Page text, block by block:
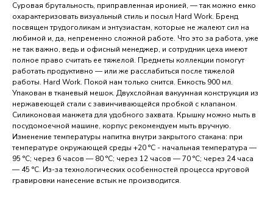
Суровая брутальность, приправленная иронией, — так можно емко
охарактеризовать визуальный стиль и посыл Hard Work. Бренд
посвящен трудоголикам и энтузиастам, которые не жалеют сил на
любимой и, да, непременно сложной работе. Что это за работа, уже
не так важно, ведь и офисный менеджер, и сотрудник цеха имеют
полное право считать ее тяжелой. Предметы коллекции помогут
работать продуктивно — или же расслабиться после тяжелой
работы. Hard Work. Покой нам только снится. Емкость 900 мл.
Упакован в тканевый мешок. Двухслойная вакуумная конструкция из
нержавеющей стали с завинчивающейся пробкой с клапаном.
Силиконовая манжета для удобного захвата. Крышку можно мыть в
посудомоечной машине, корпус рекомендуем мыть вручную.
Изменение температуры напитка внутри закрытого стакана: при
температуре окружающей среды +20 °С - начальная температура —
95 °С; через 6 часов — 80 °С; через 12 часов — 70 °С; через 24 часа
— 45 °С. Из-за технологических особенностей процесса круговой
гравировки нанесение встык не производится.